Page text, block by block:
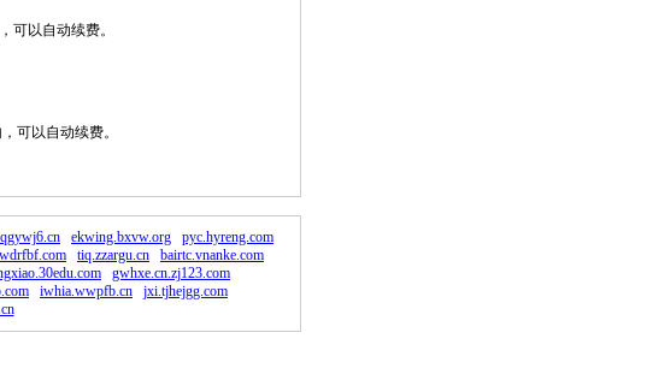
可以自动续费。
可以自动续费。
ekwing.bxvw.org
pyc.hyreng.com
tiq.zzargu.cn
bairtc.vnanke.com
gwhxe.cn.zj123.com
iwhia.wwpfb.cn
jxi.tjhejgg.com